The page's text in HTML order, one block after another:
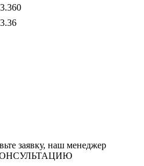
3.360
3.36
заявку, наш менеджер